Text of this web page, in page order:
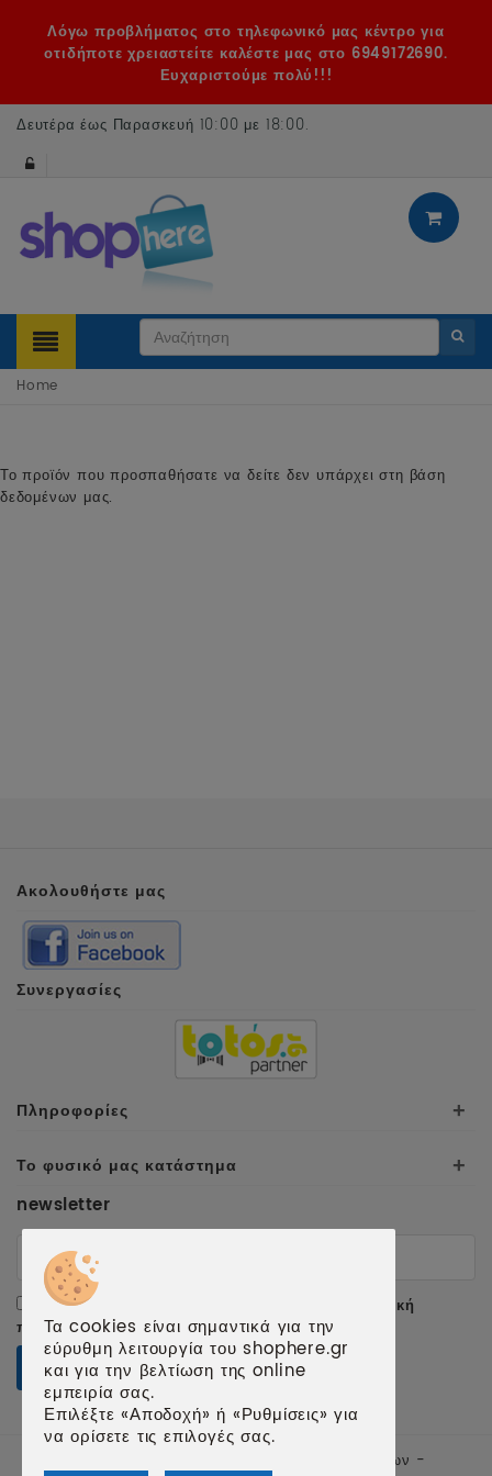
Λόγω προβλήματος στο τηλεφωνικό μας κέντρο για
οτιδήποτε χρειαστείτε καλέστε μας στο 6949172690.
Ευχαριστούμε πολύ!!!
Δευτέρα έως Παρασκευή 10:00 με 18:00.
Home
Το προϊόν που προσπαθήσατε να δείτε δεν υπάρχει στη βάση
δεδομένων μας.
Ακολουθήστε μας
Συνεργασίες
Πληροφορίες +
Το φυσικό μας κατάστημα +
newsletter
Αποδέχομαι τους
πολιτική
προσωπικών δεδομένων.
ΕΓΓΡΑΦΗ
© 2026 shophere.gr | Κατασκευή ιστοσελίδων -
Τα cookies είναι σημαντικά για την
εύρυθμη λειτουργία του shophere.gr
και για την βελτίωση της online
εμπειρία σας.
Επιλέξτε «Αποδοχή» ή «Ρυθμίσεις» για
να ορίσετε τις επιλογές σας.